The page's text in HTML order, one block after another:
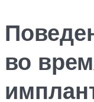
во